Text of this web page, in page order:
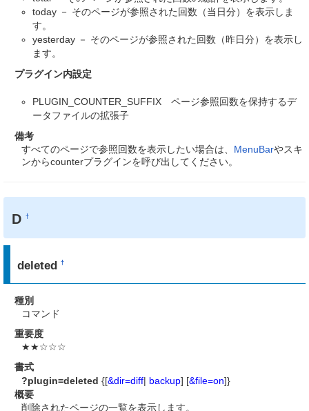
today － そのページが参照された回数（当日分）を表示しま
す。
yesterday － そのページが参照された回数（昨日分）を表示し
ます。
プラグイン内設定
PLUGIN_COUNTER_SUFFIX ページ参照回数を保持するデ
ータファイルの拡張子
備考
すべてのページで参照回数を表示したい場合は、 MenuBarやスキ
ンからcounterプラグインを呼び出してください。
D†
deleted†
種別
コマンド
重要度
★★☆☆☆
書式
?plugin=deleted {[&dir=diff| backup] [&file=on]}
概要
削除されたページの一覧を表示します。